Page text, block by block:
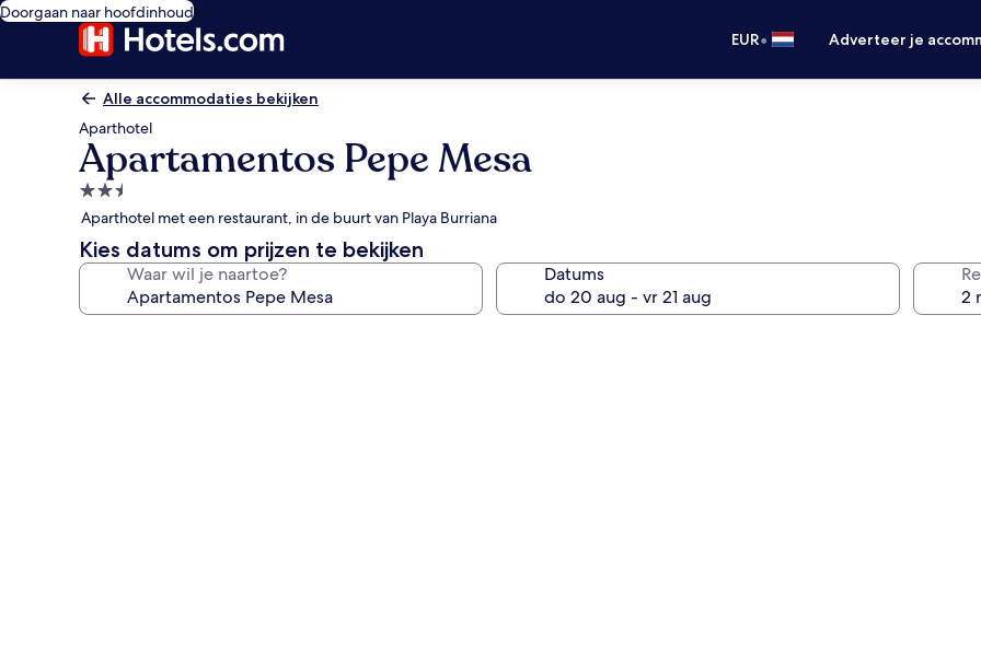
Doorgaan naar hoofdinhoud
EUR• Adverteer je
Alle accommodaties bekijken
Aparthotel
Apartamentos Pepe Mesa
2.5-
sterrenaccommodatie
Aparthotel met een restaurant, in de buurt van Playa Burriana
Kies datums om prijzen te bekijken
Waar wil je naartoe? Datums